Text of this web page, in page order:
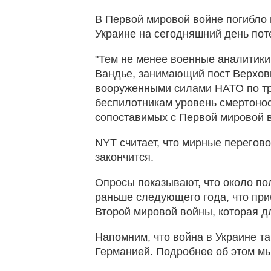
В Первой мировой войне
Украине на сегодняшний день
"Тем не менее военные
Вандье, занимающий пост
вооруженными силами НАТО по
беспилотникам уровень
сопоставимых с Первой мировой
NYT считает, что мирные
закончится.
Опросы показывают, что около
раньше следующего года, что
Второй мировой войны, которая
Напомним, что война в Украине
Германией. Подробнее об этом